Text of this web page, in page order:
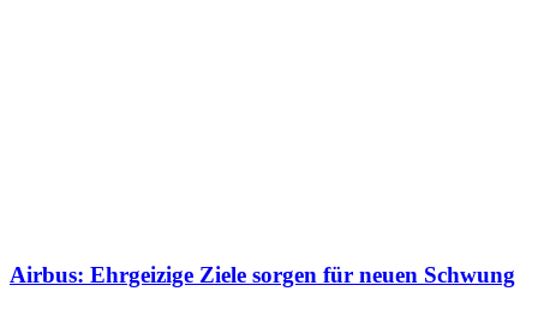
Airbus: Ehrgeizige Ziele sorgen für neuen Schwung